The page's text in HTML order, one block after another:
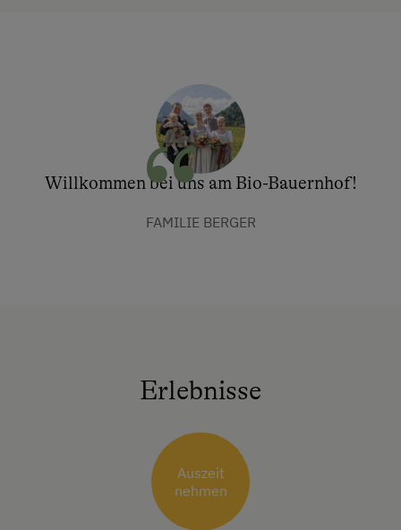
Willkommen bei uns am Bio-Bauernhof!
FAMILIE BERGER
Erlebnisse
Auszeit
nehmen